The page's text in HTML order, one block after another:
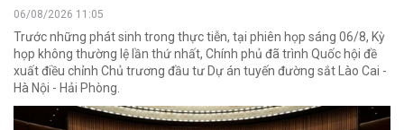
06/08/2026 11:05
Trước những phát sinh trong thực tiễn, tại phiên họp sáng 06/8, Kỳ
họp không thường lệ lần thứ nhất, Chính phủ đã trình Quốc hội đề
xuất điều chỉnh Chủ trương đầu tư Dự án tuyến đường sắt Lào Cai -
Hà Nội - Hải Phòng.